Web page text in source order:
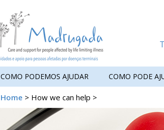
COMO PODEMOS AJUDAR COMO PODE
Home > How we can help >